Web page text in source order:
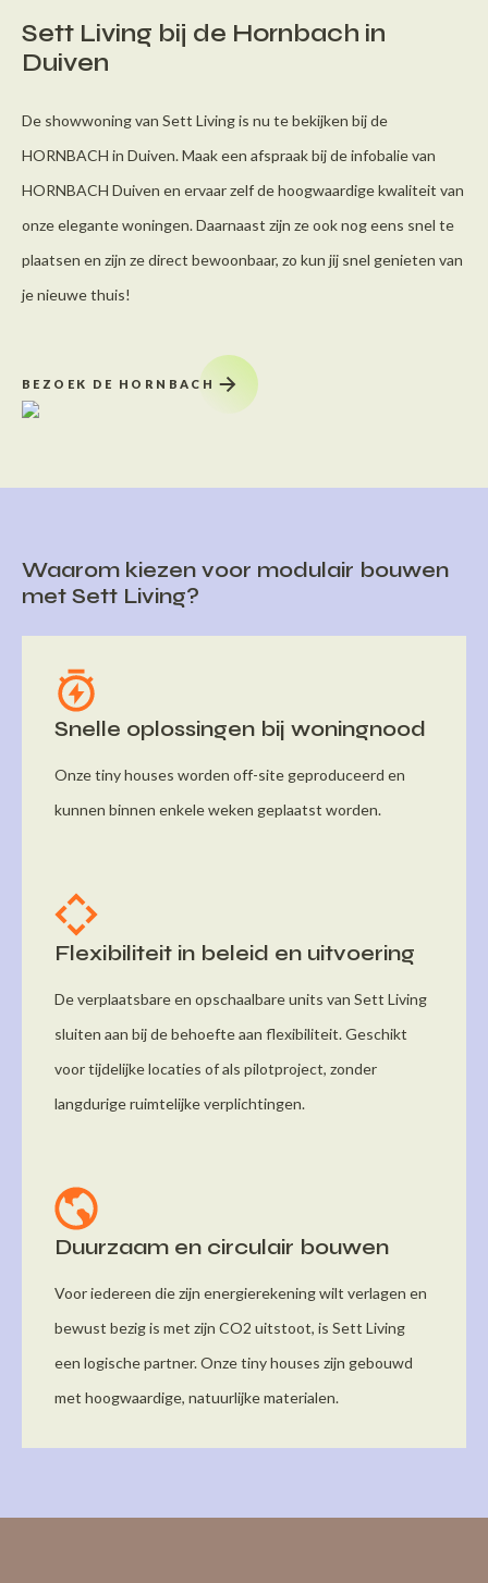
Sett Living bij de Hornbach in
Duiven
De showwoning van Sett Living is nu te bekijken bij de
HORNBACH in Duiven. Maak een afspraak bij de infobalie van
HORNBACH Duiven en ervaar zelf de hoogwaardige kwaliteit van
onze elegante woningen. Daarnaast zijn ze ook nog eens snel te
plaatsen en zijn ze direct bewoonbaar, zo kun jij snel genieten van
je nieuwe thuis!
BEZOEK DE HORNBACH
Waarom kiezen voor modulair bouwen
met Sett Living?
Snelle oplossingen bij woningnood
Onze tiny houses worden off-site geproduceerd en
kunnen binnen enkele weken geplaatst worden.
Flexibiliteit in beleid en uitvoering
De verplaatsbare en opschaalbare units van Sett Living
sluiten aan bij de behoefte aan flexibiliteit. Geschikt
voor tijdelijke locaties of als pilotproject, zonder
langdurige ruimtelijke verplichtingen.
Duurzaam en circulair bouwen
Voor iedereen die zijn energierekening wilt verlagen en
bewust bezig is met zijn CO2 uitstoot, is Sett Living
een logische partner. Onze tiny houses zijn gebouwd
met hoogwaardige, natuurlijke materialen.